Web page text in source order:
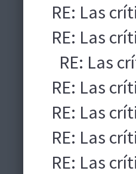
RE: Las
RE: Las
RE: Las
RE: Las
RE: Las
RE: Las
RE: Las